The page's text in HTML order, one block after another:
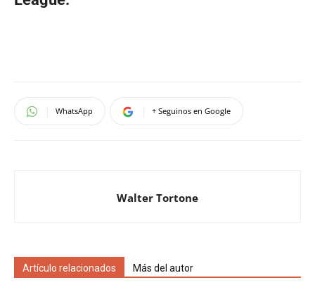
WhatsApp + Seguinos en Google
Walter Tortone
Artículo relacionados Más del autor